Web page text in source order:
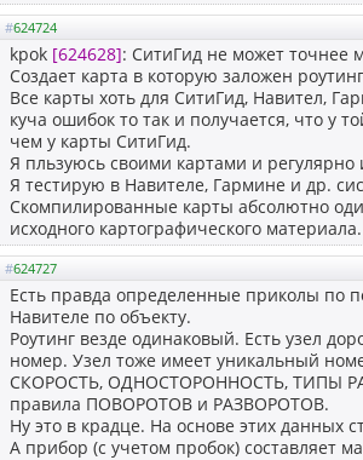
#624724
kpok [624628]: СитиГид не может точнее
Создает карта в которую заложен
Все карты хоть для СитиГид, Навител,
куча ошибок то так и получается, что у
чем у карты СитиГид.
Я пльзуюсь своими картами и
Я тестирую в Навителе, Гармине и др.
Скомпилированные карты абсолютно
исходного картографического материала.
#624727
Есть правда определенные приколы по
Навителе по объекту.
Роутинг везде одинаковый. Есть узел
номер. Узел тоже имеет уникальный
СКОРОСТЬ, ОДНОСТОРОННОСТЬ, ТИПЫ
правила ПОВОРОТОВ и РАЗВОРОТОВ.
Ну это в крадце. На основе этих данных
А прибор (с учетом пробок) составляет